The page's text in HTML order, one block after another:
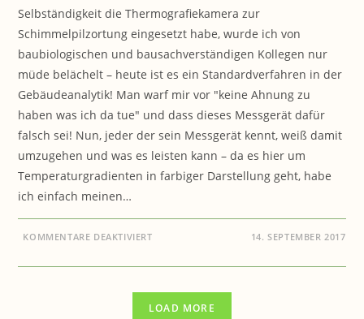
Selbständigkeit die Thermografiekamera zur
Schimmelpilzortung eingesetzt habe, wurde ich von
baubiologischen und bausachverständigen Kollegen nur
müde belächelt – heute ist es ein Standardverfahren in der
Gebäudeanalytik! Man warf mir vor "keine Ahnung zu
haben was ich da tue" und dass dieses Messgerät dafür
falsch sei! Nun, jeder der sein Messgerät kennt, weiß damit
umzugehen und was es leisten kann – da es hier um
Temperaturgradienten in farbiger Darstellung geht, habe
ich einfach meinen…
KOMMENTARE DEAKTIVIERTFÜR
GESUNDHEIT:
UND
BEI
14. SEPTEMBER 2017
LOAD MORE